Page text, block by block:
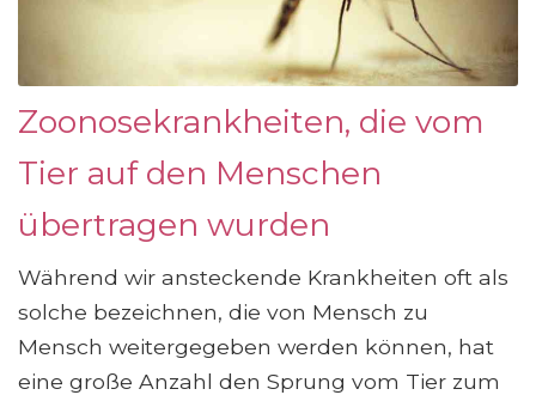
Zoonosekrankheiten, die vom
Tier auf den Menschen
übertragen wurden
Während wir ansteckende Krankheiten oft als
solche bezeichnen, die von Mensch zu
Mensch weitergegeben werden können, hat
eine große Anzahl den Sprung vom Tier zum